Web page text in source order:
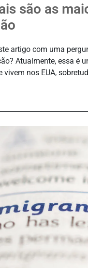
são as
artigo com uma
Atualmente, essa é
vivem nos EUA,